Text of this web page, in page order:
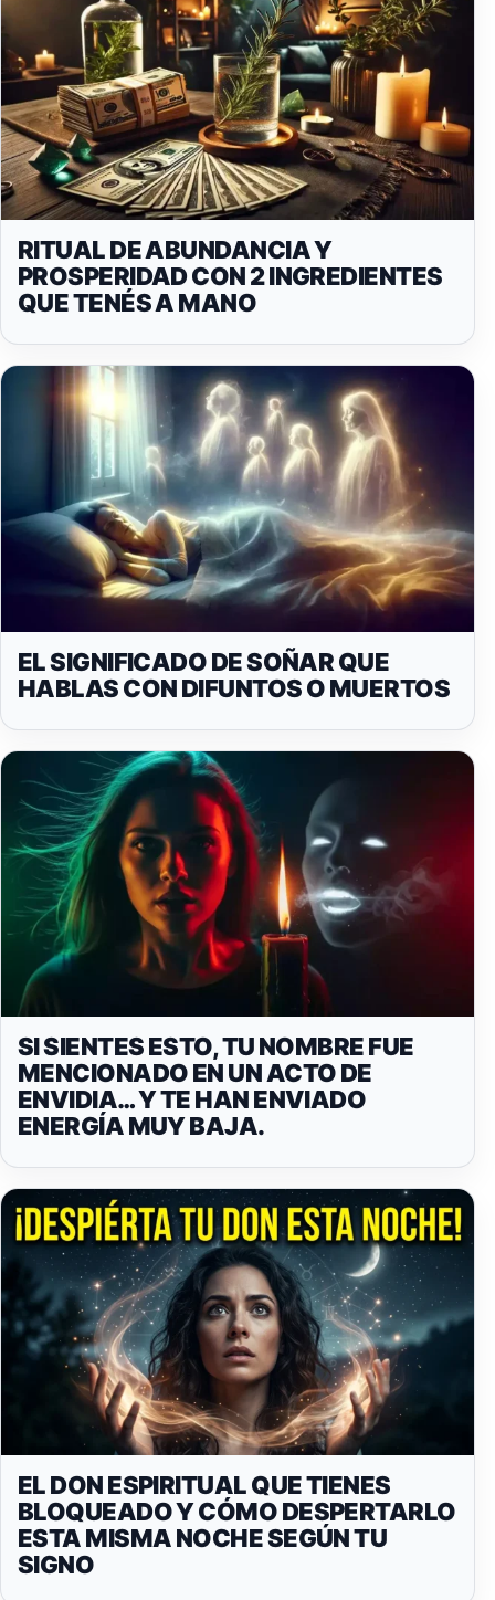
RITUAL DE ABUNDANCIA Y
PROSPERIDAD CON 2 INGREDIENTES
QUE TENÉS A MANO
EL SIGNIFICADO DE SOÑAR QUE
HABLAS CON DIFUNTOS O MUERTOS
SI SIENTES ESTO, TU NOMBRE FUE
MENCIONADO EN UN ACTO DE
ENVIDIA… Y TE HAN ENVIADO
ENERGÍA MUY BAJA.
EL DON ESPIRITUAL QUE TIENES
BLOQUEADO Y CÓMO DESPERTARLO
ESTA MISMA NOCHE SEGÚN TU
SIGNO